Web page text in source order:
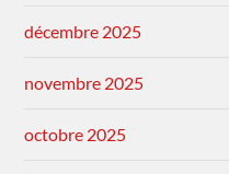
décembre 2025
novembre 2025
octobre 2025